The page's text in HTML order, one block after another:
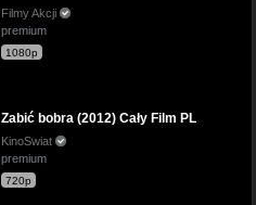
Filmy Akcji
premium
1080p
Zabić bobra (2012) Cały Film PL
KinoSwiat
premium
720p